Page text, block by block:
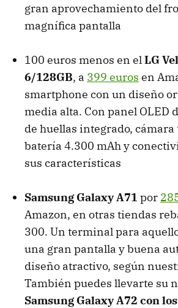
gran aprovechamiento del
magnífica pantalla
100 euros menos en elLG
6/128GB, a 399 euros en
smartphone con un diseño
media alta. Con panel OLED
de huellas integrado,
batería 4.300 mAh y
sus características
Samsung Galaxy A71 por
Amazon, en otras tiendas
300. Un terminal para
una gran pantalla y buena
diseño atractivo, según
También puedes llevarte su
Samsung Galaxy A72 con